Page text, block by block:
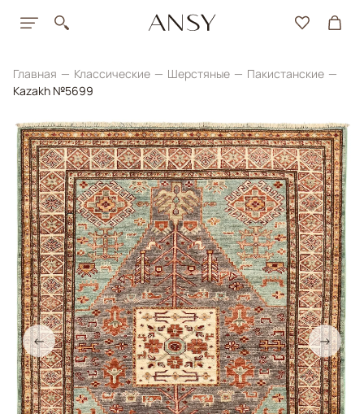
Главная Классические Шерстяные
Пакистанские
Kazakh №5699
← →